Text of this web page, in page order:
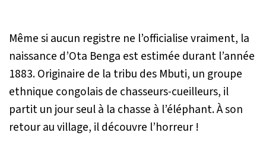
Même si aucun registre ne l’officialise vraiment, la
naissance d’Ota Benga est estimée durant l’année
1883. Originaire de la tribu des Mbuti, un groupe
ethnique congolais de chasseurs-cueilleurs, il
partit un jour seul à la chasse à l’éléphant. À son
retour au village, il découvre l’horreur !